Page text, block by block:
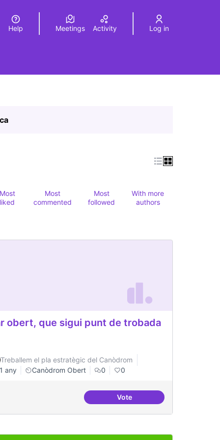
Elegir el idiomaChoose language
Help Meetings Activity Log in
Most
liked
Most
commented
Most
followed
With more
authors
obert, que sigui punt de trobada
Treballem el pla estratègic del Canòdrom
1 any
Canòdrom Obert 0 0
VoteBar obert, que sigui punt de